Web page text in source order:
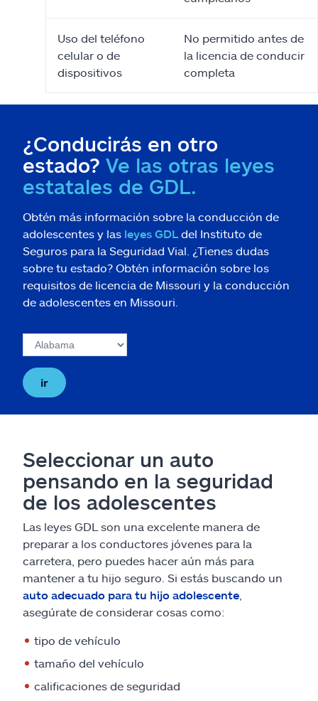
Uso del teléfono
celular o de
dispositivos
No permitido antes de
la licencia de conducir
completa
¿Conducirás en otro
estado? Ve las otras leyes
estatales de GDL.
Obtén más información sobre la conducción de
adolescentes y las leyes GDLdel Instituto de
Seguros para la Seguridad Vial. ¿Tienes dudas
sobre tu estado? Obtén información sobre los
requisitos de licencia de Missouri y la conducción
de adolescentes en Missouri.
ir
Seleccionar un auto
pensando en la seguridad
de los adolescentes
Las leyes GDL son una excelente manera de
preparar a los conductores jóvenes para la
carretera, pero puedes hacer aún más para
mantener a tu hijo seguro. Si estás buscando un
auto adecuado para tu hijo adolescente
asegúrate de considerar cosas como:
tipo de vehículo
tamaño del vehículo
calificaciones de seguridad